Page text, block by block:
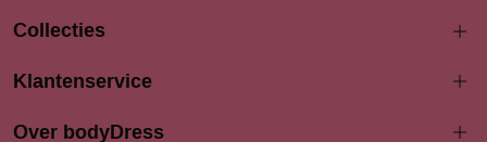
Langestraat 94-96
033 4690704
Collecties
Klantenservice
Over bodyDress